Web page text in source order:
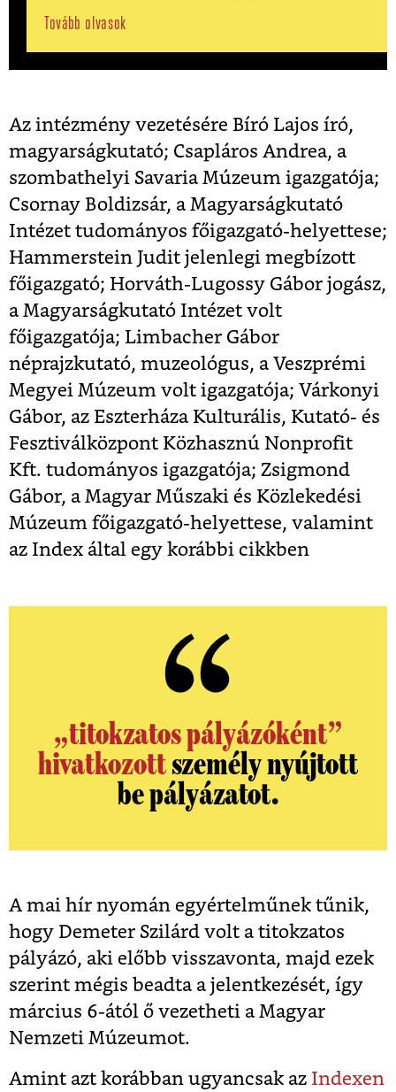
Tovább olvasok
Az intézmény vezetésére Bíró Lajos író,
magyarságkutató; Csapláros Andrea, a
szombathelyi Savaria Múzeum igazgatója;
Csornay Boldizsár, a Magyarságkutató
Intézet tudományos főigazgató-helyettese;
Hammerstein Judit jelenlegi megbízott
főigazgató; Horváth-Lugossy Gábor jogász,
a Magyarságkutató Intézet volt
főigazgatója; Limbacher Gábor
néprajzkutató, muzeológus, a Veszprémi
Megyei Múzeum volt igazgatója; Várkonyi
Gábor, az Eszterháza Kulturális, Kutató- és
Fesztiválközpont Közhasznú Nonprofit
Kft. tudományos igazgatója; Zsigmond
Gábor, a Magyar Műszaki és Közlekedési
Múzeum főigazgató-helyettese, valamint
az Index által egy korábbi cikkben
„titokzatos pályázóként”
hivatkozottszemély nyújtott
be pályázatot.
A mai hír nyomán egyértelműnek tűnik,
hogy Demeter Szilárd volt a titokzatos
pályázó, aki előbb visszavonta, majd ezek
szerint mégis beadta a jelentkezését, így
március 6-ától ő vezetheti a Magyar
Nemzeti Múzeumot.
Amint azt korábban ugyancsak az Indexen